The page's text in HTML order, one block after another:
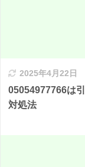
2025年4月22日
05054977766は
対処法